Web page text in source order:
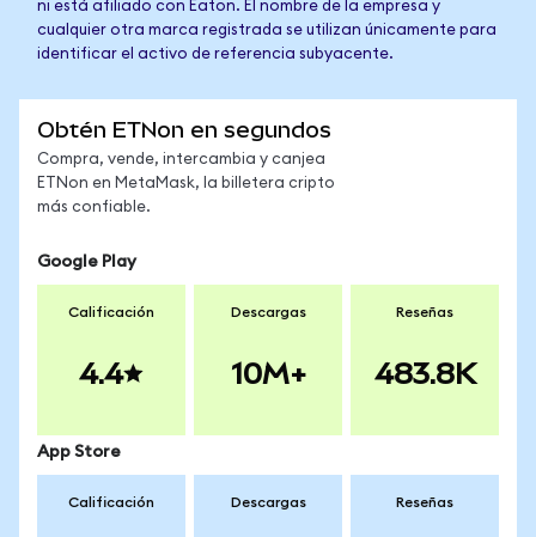
ni está afiliado con Eaton. El nombre de la empresa y
cualquier otra marca registrada se utilizan únicamente para
identificar el activo de referencia subyacente.
Obtén ETNon en segundos
Compra, vende, intercambia y canjea
ETNon en MetaMask, la billetera cripto
más confiable.
Google Play
Calificación
4.4
Descargas
10M+
Reseñas
483.8K
App Store
Calificación Descargas Reseñas